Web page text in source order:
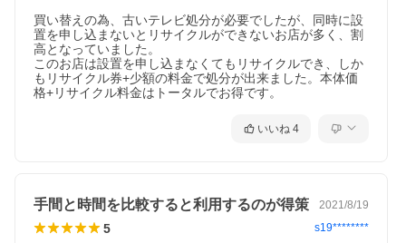
買い替えの為、古いテレビ処分が必要でしたが、同時に設
置を申し込まないとリサイクルができないお店が多く、割
高となっていました。
このお店は設置を申し込まなくてもリサイクルでき、しか
もリサイクル券+少額の料金で処分が出来ました。本体価
格+リサイクル料金はトータルでお得です。
いいね 4
手間と時間を比較すると利用するのが得策 2021/8/19
5 s19********